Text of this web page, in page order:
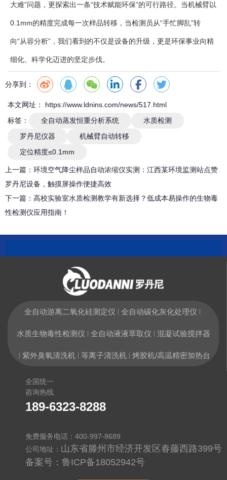
大难”问题，更探索出一条“技术赋能环保”的可行路径。当机械臂以
0.1mm的精度完成每一次样品转移，当检测员从“手忙脚乱”转
向“从容分析”，我们看到的不仅是设备的升级，更是环保事业向精
细化、科学化迈进的坚定步伐。
分享到：
本文网址： https://www.ldnins.com/news/517.html
标签：
全自动蒸发恒重分析系统
水质检测
罗丹尼仪器
机械臂自动转移
定位精度≤0.1mm
上一篇： 环境空气降尘样品自动浓缩仪实测：江西某环境监测站点赞
罗丹尼设备，触摸屏操作便捷高效
下一篇： 高校实验室水质检测教学有新选择？低成本易操作的生物毒
性检测仪应用指南！
全自动游离二氧化硅测定仪 全自动碳化灰化处理仪
水质生物毒性检测仪 全自动液液萃取仪 混凝试验搅拌器
紫外臭氧清洗机 等离子清洗机 烤胶机/高温精密加热台
全国统一
咨询热线
189-6323-8288
免费服务电话：400-997-8689
公司地址： 山东省滕州市经济开发区春藤西路399号
备案号： 鲁ICP备18052942号